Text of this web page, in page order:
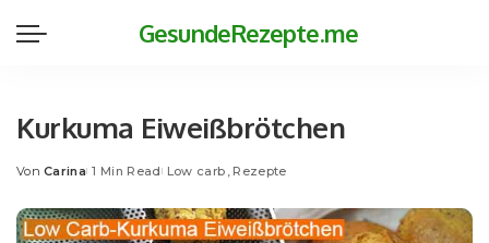
GesundeRezepte.me
Kurkuma Eiweißbrötchen
Posted
Von Carina 1 Min Read Low carb Rezepte